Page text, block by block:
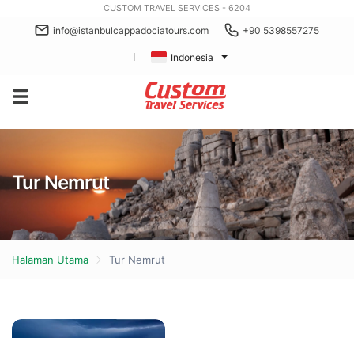
CUSTOM TRAVEL SERVICES - 6204
info@istanbulcappadociatours.com +90 5398557275
Indonesia
Tur Nemrut
Halaman Utama Tur Nemrut